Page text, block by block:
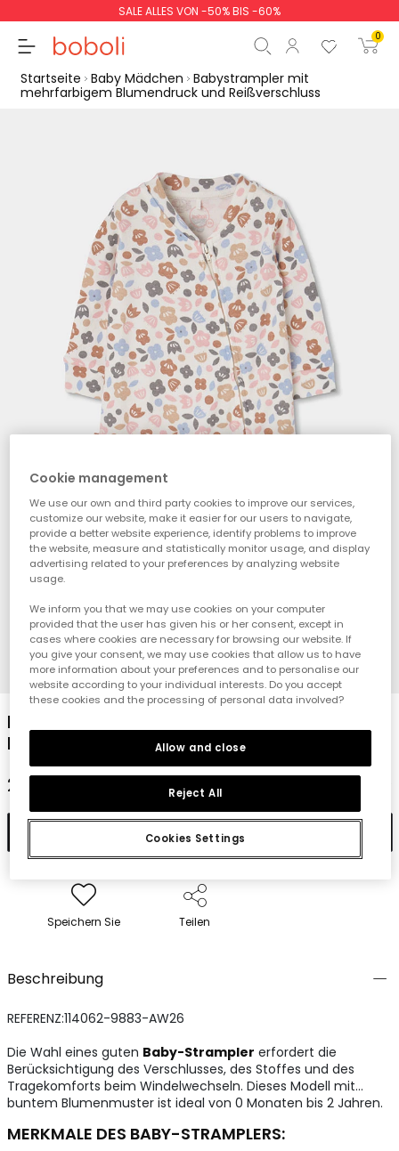
SALE ALLES VON -50% BIS -60%
0
Gesamtbetrag
weiter Start der Bestellung
Startseite Baby Mädchen Babystrampler mit
mehrfarbigem Blumendruck und Reißverschluss
1 2 3 4
Babystrampler mit mehrfarbigem
Blumendruck und Reißverschluss
29,95 €
In den Warenkorb
Speichern Sie Teilen
Beschreibung
REFERENZ:114062-9883-AW26
Die Wahl eines guten Baby-Strampler erfordert die
Berücksichtigung des Verschlusses, des Stoffes und des
Tragekomforts beim Windelwechseln. Dieses Modell mit
buntem Blumenmuster ist ideal von 0 Monaten bis 2 Jahren.
MERKMALE DES BABY-STRAMPLERS:
Cookie management
We use our own and third party cookies to improve our services,
customize our website, make it easier for our users to navigate,
provide a better website experience, identify problems to improve
the website, measure and statistically monitor usage, and display
advertising related to your preferences by analyzing website
usage.
We inform you that we may use cookies on your computer
provided that the user has given his or her consent, except in
cases where cookies are necessary for browsing our website. If
you give your consent, we may use cookies that allow us to have
more information about your preferences and to personalise our
website according to your individual interests. Do you accept
these cookies and the processing of personal data involved?
Cookies Settings
Reject All
Allow and close